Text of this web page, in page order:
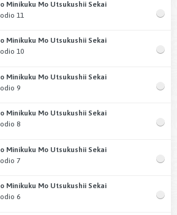
Minikuku Mo Utsukushii Sekai
11
Minikuku Mo Utsukushii Sekai
10
Minikuku Mo Utsukushii Sekai
9
Minikuku Mo Utsukushii Sekai
8
Minikuku Mo Utsukushii Sekai
7
Minikuku Mo Utsukushii Sekai
6